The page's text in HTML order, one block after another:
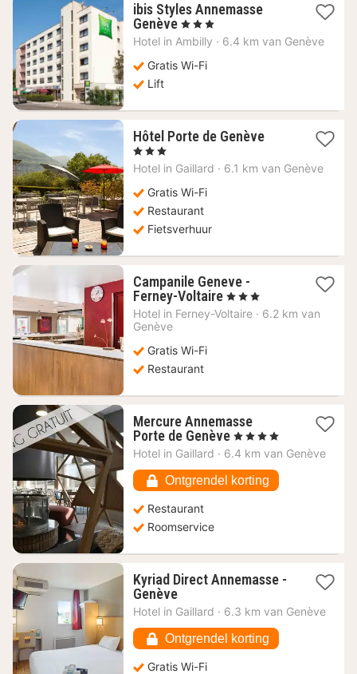
ibis Styles Annemasse
Genève 1
nacht
vanaf
107,91
, 3 Sterren
Hotel in Ambilly · 6.4 km van Genève
Gratis Wi-Fi
Lift
Hôtel Porte de Genève1
vanaf
, 3 Sterren
Hotel in Gaillard · 6.1 km van Genève
Gratis Wi-Fi
Restaurant
Fietsverhuur
Campanile Geneve -
Ferney-Voltaire 1
nacht
, 3 Sterren
Hotel in Ferney-Voltaire · 6.2 km van
Genève
Gratis Wi-Fi
Restaurant
Mercure Annemasse
Porte de Genève 1
nacht
84,82
€
, 4 Sterren
Hotel in Gaillard · 6.4 km van Genève
Ontgrendel korting
Restaurant
Roomservice
Kyriad Direct Annemasse -
Genève1
nacht
50,93
€
Hotel in Gaillard · 6.3 km van Genève
Ontgrendel korting
Gratis Wi-Fi